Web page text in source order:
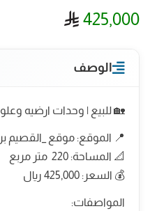
425,000
الوصف
🏡 للبيع | وحدات ارضيه
📍 الموقع: موقع _القصيم
📐 المساحة: 220 متر مربع
💰 السعر: 425,000 ريال
المواصفات: